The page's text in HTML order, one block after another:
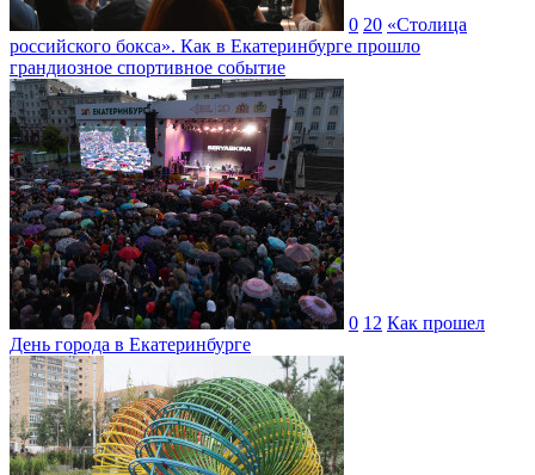
0 20 «Столица
российского бокса». Как в Екатеринбурге прошло
грандиозное спортивное событие
0 12 Как прошел
День города в Екатеринбурге